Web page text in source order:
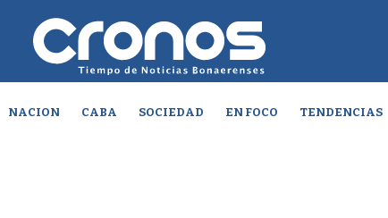
NACION CABA SOCIEDAD EN FOCO TENDENCIAS